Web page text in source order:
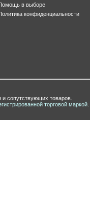
в выборе
конфиденциальности
сопутствующих товаров.
торговой